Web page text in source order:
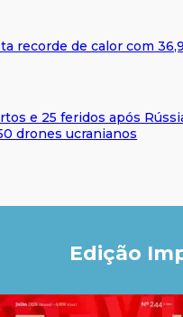
recorde de calor com 36,9
e 25 feridos após
drones ucranianos
Edição